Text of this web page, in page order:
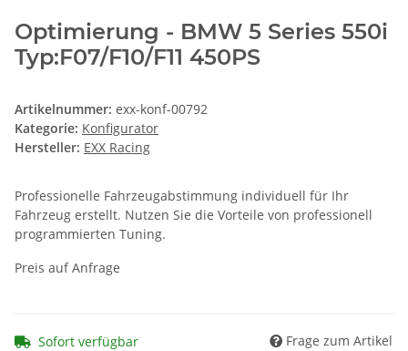
Optimierung - BMW 5 Series 550i
Typ:F07/F10/F11 450PS
Artikelnummer: exx-konf-00792
Kategorie: Konfigurator
Hersteller: EXX Racing
Professionelle Fahrzeugabstimmung individuell für Ihr
Fahrzeug erstellt. Nutzen Sie die Vorteile von professionell
programmierten Tuning.
Preis auf Anfrage
Sofort verfügbar Frage zum Artikel